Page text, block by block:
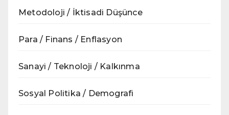
Metodoloji / İktisadi Düşünce
Para / Finans / Enflasyon
Sanayi / Teknoloji / Kalkınma
Sosyal Politika / Demografi